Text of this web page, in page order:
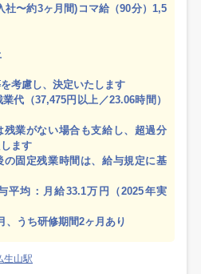
〜約3ヶ月間)コマ給（90分）1,5
考慮し、決定いたします
代（37,475円以上／23.06時間）
業がない場合も支給し、超過分
ます
固定残業時間は、給与規定に基
平均：月給33.1万円（2025年実
、うち研修期間2ヶ月あり
生山駅